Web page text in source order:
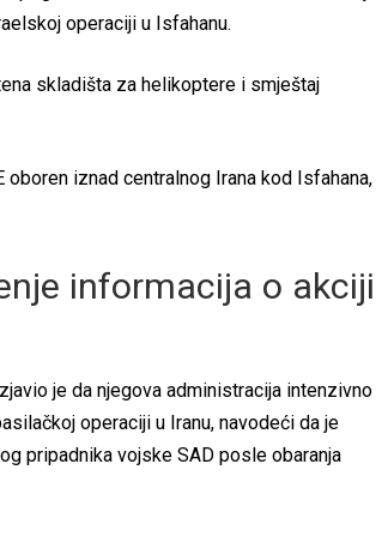
operaciji u Isfahanu.
skladišta za helikoptere i smještaj
iznad centralnog Irana kod Isfahana,
informacija o akciji
je da njegova administracija intenzivno
operaciji u Iranu, navodeći da je
pripadnika vojske SAD posle obaranja